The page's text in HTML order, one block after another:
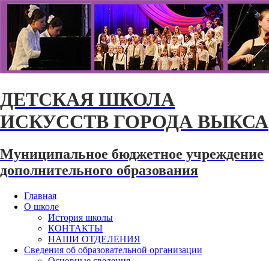
ДЕТСКАЯ ШКОЛА
ИСКУССТВ ГОРОДА ВЫКСА
Муниципальное бюджетное учреждение
дополнительного образования
Главная
О школе
История школы
КОНТАКТЫ
НАШИ ОТДЕЛЕНИЯ
Сведения об образовательной организации